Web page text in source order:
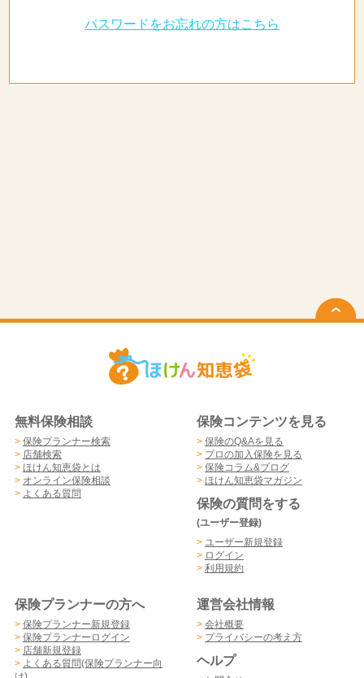
パスワードをお忘れの方はこちら
無料保険相談
> 保険プランナー検索
> 店舗検索
> ほけん知恵袋とは
> オンライン保険相談
> よくある質問
保険コンテンツを見る
> 保険のQ&Aを見る
> プロの加入保険を見る
> 保険コラム&ブログ
> ほけん知恵袋マガジン
保険の質問をする
(ユーザー登録)
> ユーザー新規登録
> ログイン
> 利用規約
保険プランナーの方へ
> 保険プランナー新規登録
> 保険プランナーログイン
> 店舗新規登録
> よくある質問(保険プランナー向
運営会社情報
> 会社概要
> プライバシーの考え方
ヘルプ